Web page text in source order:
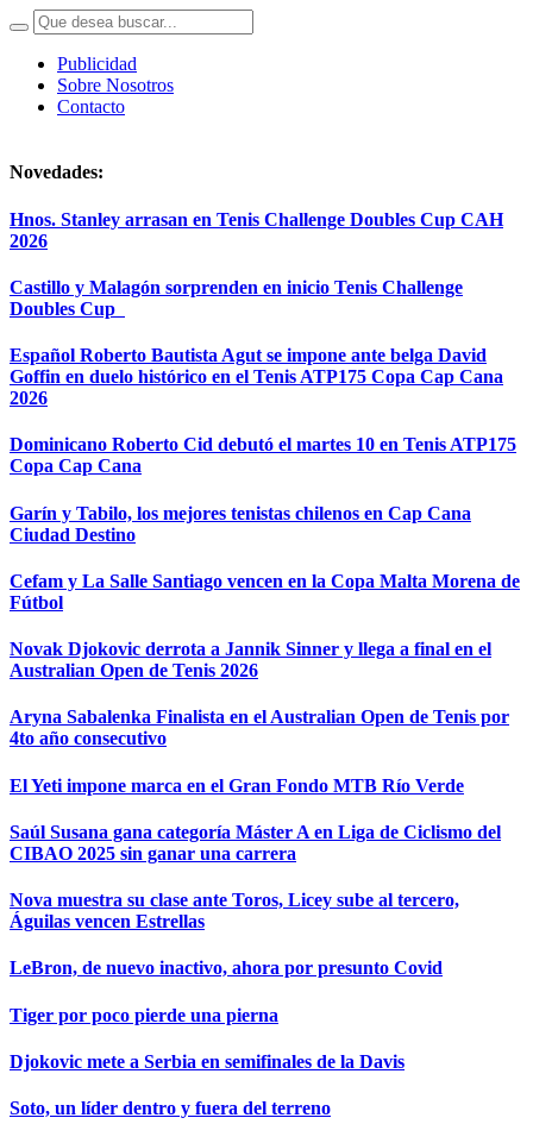
Publicidad
Sobre Nosotros
Contacto
Novedades:
Hnos. Stanley arrasan en Tenis Challenge Doubles Cup CAH
2026
Castillo y Malagón sorprenden en inicio Tenis Challenge
Doubles Cup
Español Roberto Bautista Agut se impone ante belga David
Goffin en duelo histórico en el Tenis ATP175 Copa Cap Cana
2026
Dominicano Roberto Cid debutó el martes 10 en Tenis ATP175
Copa Cap Cana
Garín y Tabilo, los mejores tenistas chilenos en Cap Cana
Ciudad Destino
Cefam y La Salle Santiago vencen en la Copa Malta Morena de
Fútbol
Novak Djokovic derrota a Jannik Sinner y llega a final en el
Australian Open de Tenis 2026
Aryna Sabalenka Finalista en el Australian Open de Tenis por
4to año consecutivo
El Yeti impone marca en el Gran Fondo MTB Río Verde
Saúl Susana gana categoría Máster A en Liga de Ciclismo del
CIBAO 2025 sin ganar una carrera
Nova muestra su clase ante Toros, Licey sube al tercero,
Águilas vencen Estrellas
LeBron, de nuevo inactivo, ahora por presunto Covid
Tiger por poco pierde una pierna
Djokovic mete a Serbia en semifinales de la Davis
Soto, un líder dentro y fuera del terreno